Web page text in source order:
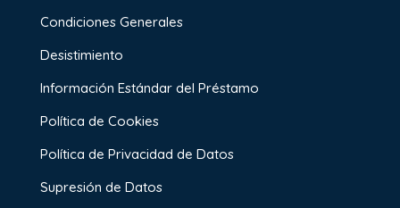
Condiciones Generales
Desistimiento
Información Estándar del Préstamo
Política de Cookies
Política de Privacidad de Datos
Supresión de Datos